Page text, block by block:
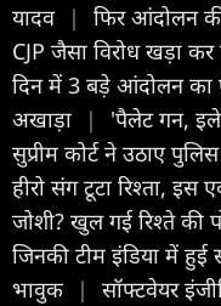
यादव |
फिर आंदोलन
CJP जैसा विरोध खड़ा कर
दिन में 3 बड़े आंदोलन का
अखाड़ा
|
'पैलेट गन,
सुप्रीम कोर्ट ने उठाए
हीरो संग टूटा रिश्ता, इस
जोशी? खुल गई रिश्ते की
जिनकी टीम इंडिया में हुई
भावुक
|
सॉफ्टवेयर